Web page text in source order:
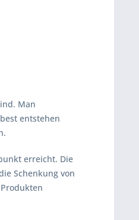
Man
entstehen
erreicht. Die
Schenkung von